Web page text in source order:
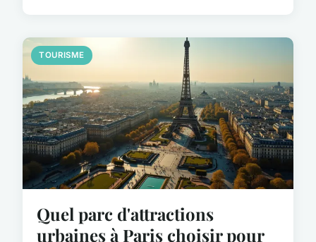
TOURISME
Quel parc d'attractions
urbaines à Paris choisir pour